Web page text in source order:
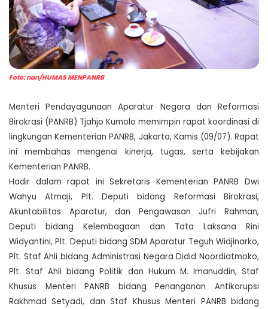
Foto: nan/HUMAS MENPANRB
Menteri Pendayagunaan Aparatur Negara dan Reformasi
Birokrasi (PANRB) Tjahjo Kumolo memimpin rapat koordinasi di
lingkungan Kementerian PANRB, Jakarta, Kamis (09/07). Rapat
ini membahas mengenai kinerja, tugas, serta kebijakan
Kementerian PANRB.
Hadir dalam rapat ini Sekretaris Kementerian PANRB Dwi
Wahyu Atmaji, Plt. Deputi bidang Reformasi Birokrasi,
Akuntabilitas Aparatur, dan Pengawasan Jufri Rahman,
Deputi bidang Kelembagaan dan Tata Laksana Rini
Widyantini, Plt. Deputi bidang SDM Aparatur Teguh Widjinarko,
Plt. Staf Ahli bidang Administrasi Negara Didid Noordiatmoko,
Plt. Staf Ahli bidang Politik dan Hukum M. Imanuddin, Staf
Khusus Menteri PANRB bidang Penanganan Antikorupsi
Rakhmad Setyadi, dan Staf Khusus Menteri PANRB bidang